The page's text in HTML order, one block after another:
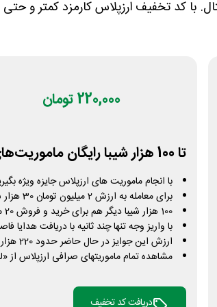
با کد تخفیف ارزپلاس کارمزد کمتر و
220,000 تومان
تا 100 هزار شیبا رایگان ماموریت‌‌های ارزپلاس
با انجام ماموریت های ارزپلاس جایزه ویژه
برای معامله به ارزش 2 میلیون تومان 30 هزار شیبا
100 هزار شیبا دیگر هم برای خرید و فروش 20 میلیونی
با واریز وجه تنها چند ثانیه با دریافت هدایا
ارزش این جوایز در حال حاضر حدود 220 هزار تومان ست
مشاهده تمام ماموریتهای صرافی ارزپلاس از
دریافت کد تخفیف